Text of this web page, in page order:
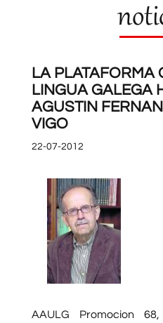
LA PLATAFORMA
LINGUA GALEGA
AGUSTIN
VIGO
22-07-2012
AAULG Promocion